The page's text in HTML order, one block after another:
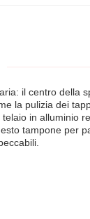
il centro della
la pulizia dei
in alluminio
tampone per